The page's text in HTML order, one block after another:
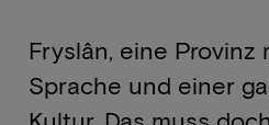
Fryslân, eine
Sprache und einer